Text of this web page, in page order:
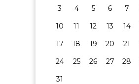
3
4 5 6 7
10
11 12 13 14
17
18 19 20 21
24
25 26 27 28
31